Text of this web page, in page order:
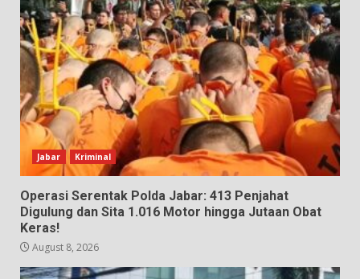
Jabar Kriminal
Operasi Serentak Polda Jabar: 413 Penjahat
Digulung dan Sita 1.016 Motor hingga Jutaan Obat
Keras!
August 8, 2026